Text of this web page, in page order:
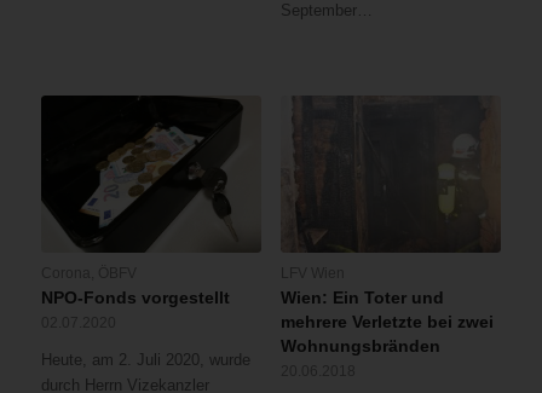
September…
NPO-Fonds vorgestellt
Heute, am 2. Juli 2020, wurde
durch Herrn Vizekanzler
Wien: Ein Toter und
mehrere Verletzte bei zwei
Wohnungsbränden